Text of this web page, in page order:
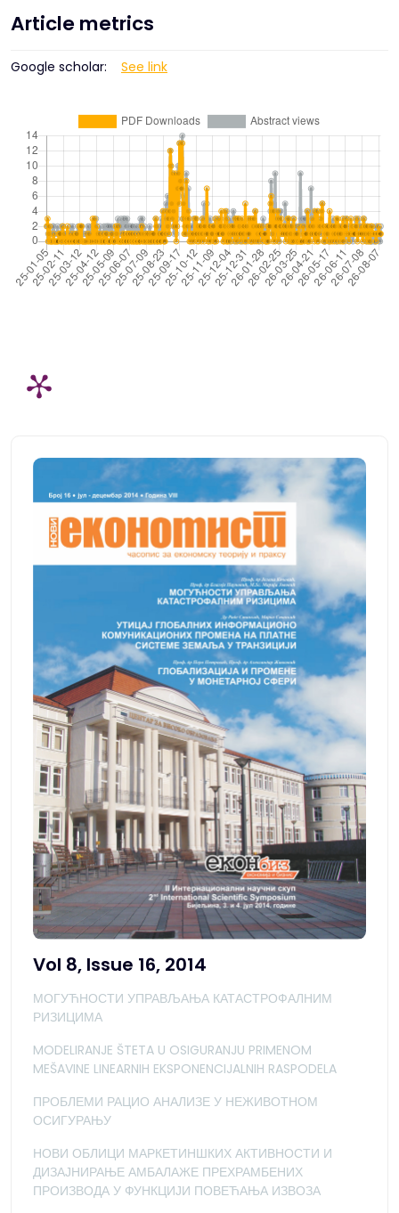
Article metrics
Google scholar: See link
Vol 8, Issue 16, 2014
МОГУЋНОСТИ УПРАВЉАЊА КАТАСТРОФАЛНИМ
РИЗИЦИМА
MODELIRANJE ŠTETA U OSIGURANJU PRIMENOM
MEŠAVINE LINEARNIH EKSPONENCIJALNIH RASPODELA
ПРОБЛЕМИ РАЦИО АНАЛИЗЕ У НЕЖИВОТНОМ
ОСИГУРАЊУ
НОВИ ОБЛИЦИ МАРКЕТИНШКИХ АКТИВНОСТИ И
ДИЗАЈНИРАЊЕ АМБАЛАЖЕ ПРЕХРАМБЕНИХ
ПРОИЗВОДА У ФУНКЦИЈИ ПОВЕЋАЊА ИЗВОЗА